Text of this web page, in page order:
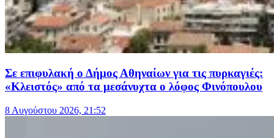
Σε επιφυλακή ο Δήμος Αθηναίων για τις πυρκαγιές:
«Κλειστός» από τα μεσάνυχτα ο λόφος Φινόπουλου
8 Αυγούστου 2026, 21:52